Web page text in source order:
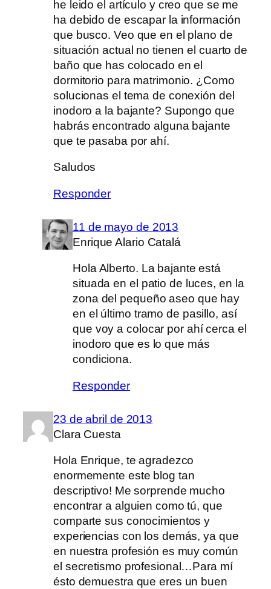
he leido el artículo y creo que se me
ha debido de escapar la información
que busco. Veo que en el plano de
situación actual no tienen el cuarto de
baño que has colocado en el
dormitorio para matrimonio. ¿Como
solucionas el tema de conexión del
inodoro a la bajante? Supongo que
habrás encontrado alguna bajante
que te pasaba por ahí.
Saludos
Responder
11 de mayo de 2013
Enrique Alario Catalá
Hola Alberto. La bajante está
situada en el patio de luces, en la
zona del pequeño aseo que hay
en el último tramo de pasillo, así
que voy a colocar por ahí cerca el
inodoro que es lo que más
condiciona.
Responder
23 de abril de 2013
Clara Cuesta
Hola Enrique, te agradezco
enormemente este blog tan
descriptivo! Me sorprende mucho
encontrar a alguien como tú, que
comparte sus conocimientos y
experiencias con los demás, ya que
en nuestra profesión es muy común
el secretismo profesional…Para mí
ésto demuestra que eres un buen